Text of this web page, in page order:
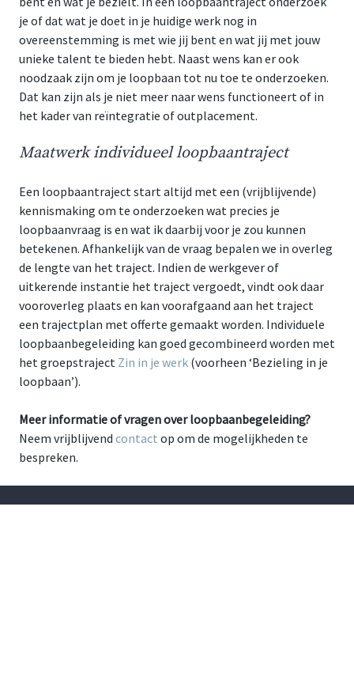
je of dat wat je doet in je huidige werk nog in
overeenstemming is met wie jij bent en wat jij met jouw
unieke talent te bieden hebt. Naast wens kan er ook
noodzaak zijn om je loopbaan tot nu toe te onderzoeken.
Dat kan zijn als je niet meer naar wens functioneert of in
het kader van reïntegratie of outplacement.
Maatwerk individueel loopbaantraject
Een loopbaantraject start altijd met een (vrijblijvende)
kennismaking om te onderzoeken wat precies je
loopbaanvraag is en wat ik daarbij voor je zou kunnen
betekenen. Afhankelijk van de vraag bepalen we in overleg
de lengte van het traject. Indien de werkgever of
uitkerende instantie het traject vergoedt, vindt ook daar
vooroverleg plaats en kan voorafgaand aan het traject
een trajectplan met offerte gemaakt worden. Individuele
loopbaanbegeleiding kan goed gecombineerd worden met
het groepstraject Zin in je werk (voorheen ‘Bezieling in je
loopbaan’).
Meer informatie of vragen over loopbaanbegeleiding?
Neem vrijblijvend contact op om de mogelijkheden te
bespreken.